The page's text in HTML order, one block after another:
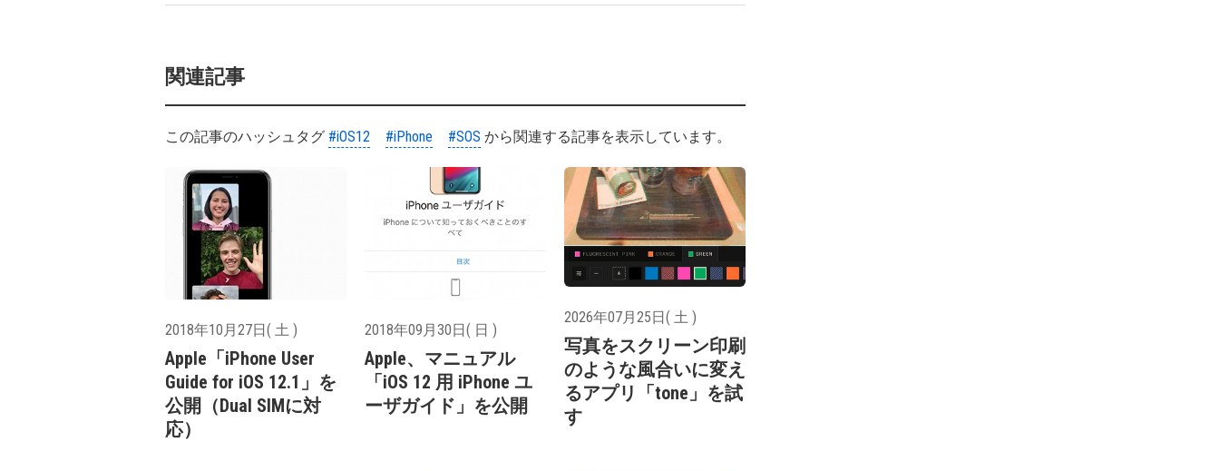
関連記事
この記事のハッシュタグ #iOS12 #iPhone #SOS から関連する記事を表示しています。
2018年10月27日( 土 )
Apple「iPhone User
Guide for iOS 12.1」を
公開（Dual SIMに対
応）
2018年09月30日( 日 )
Apple、マニュアル
「iOS 12 用 iPhone ユ
ーザガイド」を公開
2026年07月25日( 土 )
写真をスクリーン印刷
のような風合いに変え
るアプリ「tone」を試
す